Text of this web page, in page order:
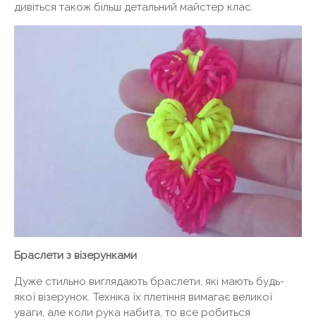
дивіться також більш детальний майстер клас.
Браслети з візерунками
Дуже стильно виглядають браслети, які мають будь-
якої візерунок. Техніка їх плетіння вимагає великої
уваги, але коли рука набита, то все робиться